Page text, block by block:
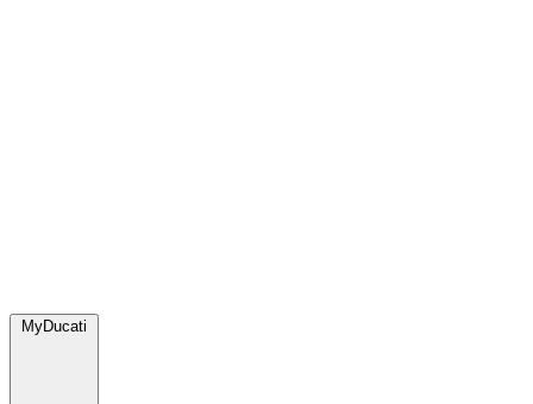
MyDucati